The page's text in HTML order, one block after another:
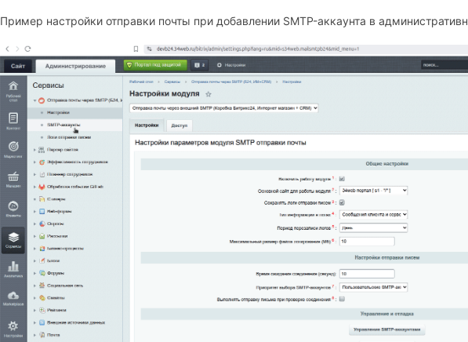
Пример настройки отправки почты при добавлении SMTP-аккаунта в